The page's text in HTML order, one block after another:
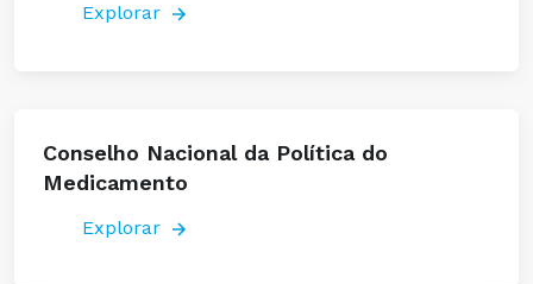
Explorar
Conselho Nacional da Política do
Medicamento
Explorar